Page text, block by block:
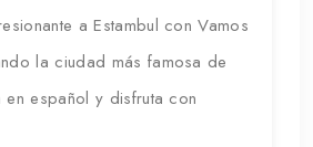
a Estambul con Vamos
la ciudad más famosa de
español y disfruta con